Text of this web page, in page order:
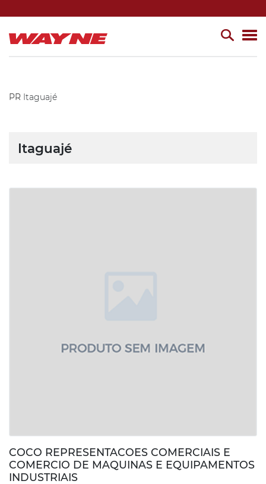
PR Itaguajé
Itaguajé
COCO REPRESENTACOES COMERCIAIS E
COMERCIO DE MAQUINAS E EQUIPAMENTOS
INDUSTRIAIS